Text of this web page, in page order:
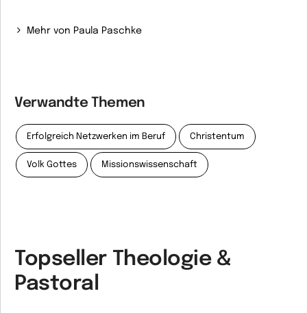
Mehr von Paula Paschke
Verwandte Themen
Erfolgreich Netzwerken im Beruf Christentum
Volk Gottes Missionswissenschaft
Topseller Theologie &
Pastoral